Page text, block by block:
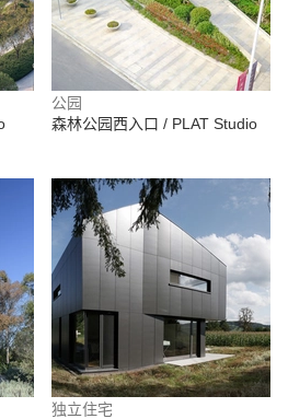
公园
森林公园西入口 / PLAT Studio
独立住宅